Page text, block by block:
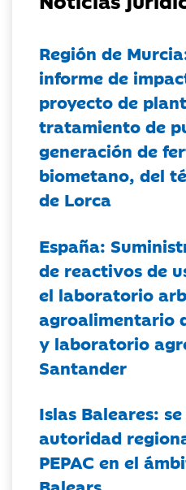
Región de
informe de
proyecto de
tratamiento de
generación de
biometano, del
de Lorca
España:
de reactivos de
el laboratorio
agroalimentario
y laboratorio
Santander
Islas Baleares:
autoridad
PEPAC en el